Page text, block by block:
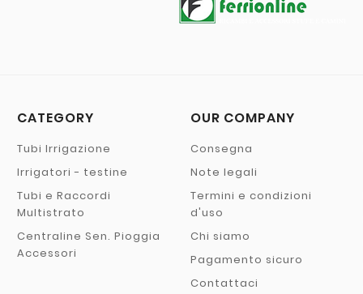
CATEGORY
Tubi Irrigazione
Irrigatori - testine
Tubi e Raccordi
Multistrato
Centraline Sen. Pioggia
Accessori
OUR COMPANY
Consegna
Note legali
Termini e condizioni
d'uso
Chi siamo
Pagamento sicuro
Contattaci